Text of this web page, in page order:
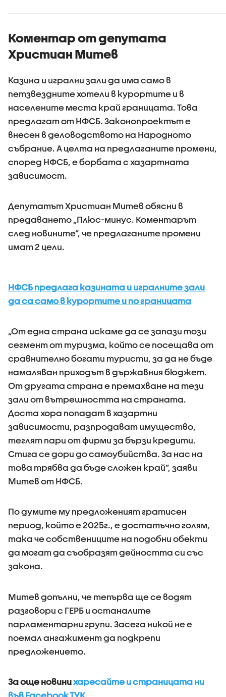
Коментар от депутата
Христиан Митев
Казина и игрални зали да има само в
петзвездните хотели в курортите и в
населените места край границата. Това
предлагат от НФСБ. Законопроектът е
внесен в деловодството на Народното
събрание. А целта на предлаганите промени,
според НФСБ, е борбата с хазартната
зависимост.
Депутатът Христиан Митев обясни в
предаването „Плюс-минус. Коментарът
след новините”, че предлаганите промени
имат 2 цели.
НФСБ предлага казината и игралните зали
да са само в курортите и по границата
„От една страна искаме да се запази този
сегмент от туризма, който се посещава от
сравнително богати туристи, за да не бъде
намаляван приходът в държавния бюджет.
От другата страна е премахване на тези
зали от вътрешността на страната.
Доста хора попадат в хазартни
зависимости, разпродават имущество,
теглят пари от фирми за бързи кредити.
Стига се дори до самоубийства. За нас на
това трябва да бъде сложен край”, заяви
Митев от НФСБ.
По думите му предложеният гратисен
период, който е 2025г., е достатъчно голям,
така че собствениците на подобни обекти
да могат да съобразят дейността си със
закона.
Митев допълни, че тепърва ще се водят
разговори с ГЕРБ и останалите
парламентарни групи. Засега никой не е
поемал ангажимент да подкрепи
предложението.
За още новинихаресайте и страницата ни